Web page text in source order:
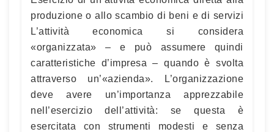
produzione o allo scambio di beni e di servizi
L’attività economica si considera
«organizzata» – e può assumere quindi
caratteristiche d’impresa – quando è svolta
attraverso un’«azienda». L’organizzazione
deve avere un’importanza apprezzabile
nell’esercizio dell’attività: se questa è
esercitata con strumenti modesti e senza